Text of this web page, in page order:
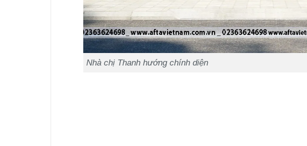
Nhà chị Thanh hướng chính diện